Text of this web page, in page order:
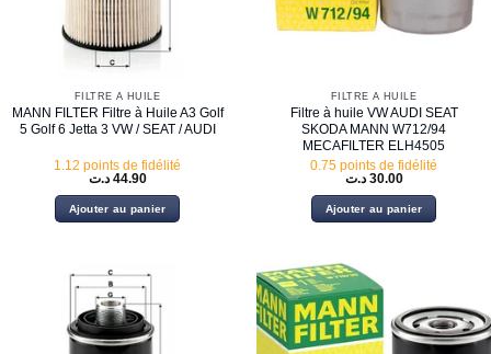
FILTRE À HUILE
MANN FILTER Filtre à Huile A3 Golf
5 Golf 6 Jetta 3 VW / SEAT / AUDI
1.12 points de fidélité
44.90 د.ت
Ajouter au panier
FILTRE À HUILE
Filtre à huile VW AUDI SEAT
SKODA MANN W712/94
MECAFILTER ELH4505
0.75 points de fidélité
30.00 د.ت
Ajouter au panier